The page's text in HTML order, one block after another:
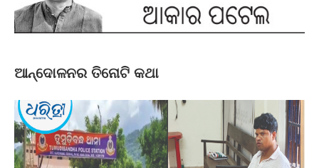
ଆନ୍ଦୋଳନର ତିନୋଟି କଥା